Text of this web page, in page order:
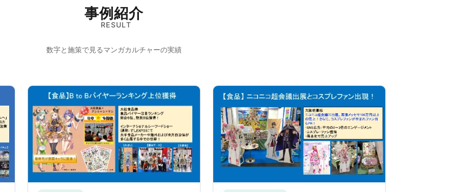
事例紹介
RESULT
数字と施策で見るマンガカルチャーの実績